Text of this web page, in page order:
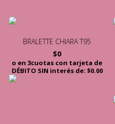
BRALETTE CHIARA T95
$0
o en 3cuotas con tarjeta de
DÉBITO SIN interés de: $0.00